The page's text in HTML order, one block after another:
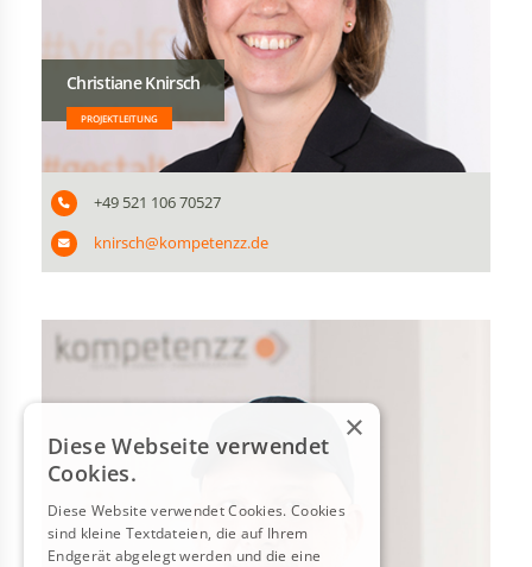
Christiane Knirsch
PROJEKTLEITUNG
+49 521 106 70527
knirsch@kompetenzz.de
×
Diese Webseite verwendet
Cookies.
Diese Website verwendet Cookies. Cookies
sind kleine Textdateien, die auf Ihrem
Endgerät abgelegt werden und die eine